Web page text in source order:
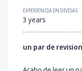
EXPERIENCIA EN DIVISAS
3 years
un par de